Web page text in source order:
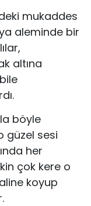
mukaddes
aleminde bir
altına
böyle
güzel sesi
her
çok kere o
koyup